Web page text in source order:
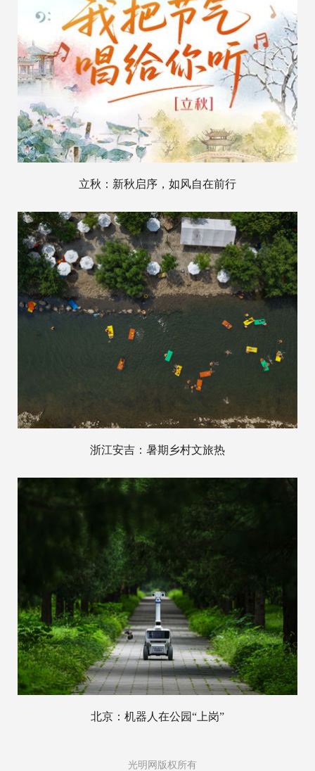
立秋：新秋启序，如风自在前行
浙江安吉：暑期乡村文旅热
北京：机器人在公园“上岗”
光明网版权所有